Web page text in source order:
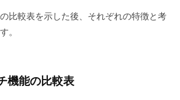
比較表を示した後、それぞれの特徴と考
。
機能の比較表